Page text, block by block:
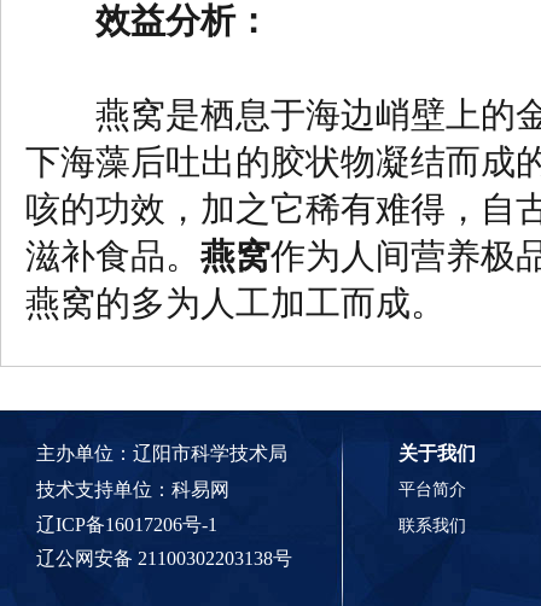
效益分析：
燕窝是栖息于海边峭壁上的
下海藻后吐出的胶状物凝结而成
咳的功效，加之它稀有难得，自
滋补食品。燕窝作为人间营养极
燕窝的多为人工加工而成。
主办单位：辽阳市科学技术局
技术支持单位： 科易网
辽ICP备16017206号-1
辽公网安备 21100302203138号
关于我们
平台简介
联系我们